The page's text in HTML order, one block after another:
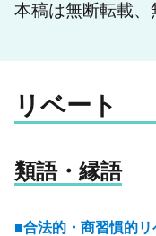
本稿は無断転載、
リベート
類語・縁語
合法的・商習慣的リ